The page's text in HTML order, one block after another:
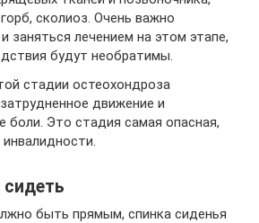
сколиоз. Очень важно
заняться лечением на этом этапе,
будут необратимы.
стадии остеохондроза
движение и
боли. Это стадия самая опасная,
сидеть
быть прямым, спинка сиденья